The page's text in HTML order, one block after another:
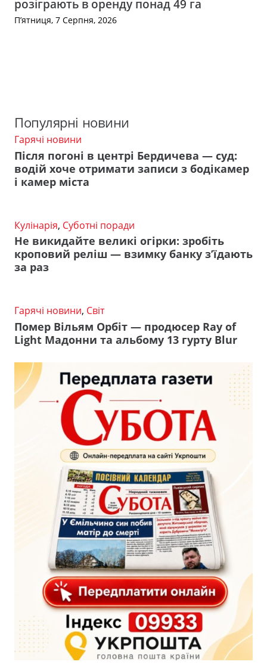
розіграють в оренду понад 49 га
П’ятниця, 7 Серпня, 2026
Популярні новини
Гарячі новини
Після погоні в центрі Бердичева — суд:
водій хоче отримати записи з бодікамер
і камер міста
Кулінарія, Суботні поради
Не викидайте великі огірки: зробіть
кроповий реліш — взимку банку з’їдають
за раз
Гарячі новини, Світ
Помер Вільям Орбіт — продюсер Ray of
Light Мадонни та альбому 13 гурту Blur